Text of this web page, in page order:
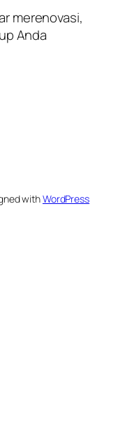
merenovasi,
Anda
withWordPress